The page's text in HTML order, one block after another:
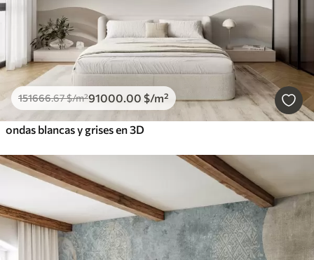
151666.67$/m²91000.00 $/m²
ondas blancas y grises en 3D